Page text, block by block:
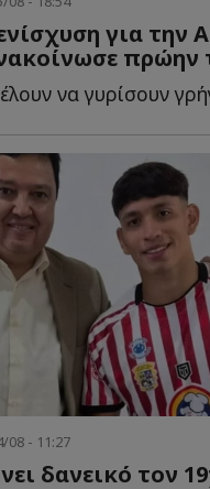
για την
πρώην
να γυρίσουν
08 - 11:27
δανεικό τον